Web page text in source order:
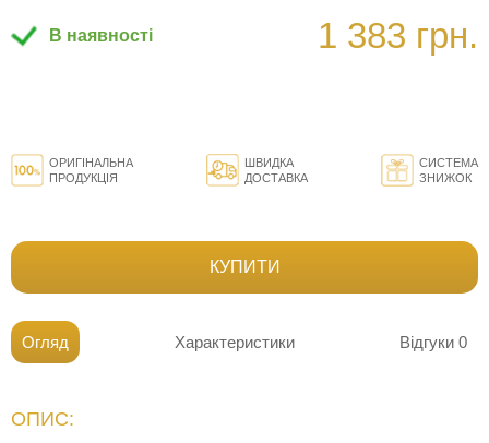
В наявності 1 383 грн.
ОРИГІНАЛЬНА
ПРОДУКЦІЯ
ШВИДКА
ДОСТАВКА
СИСТЕМА
ЗНИЖОК
КУПИТИ
Огляд Характеристики Відгуки 0
ОПИС: